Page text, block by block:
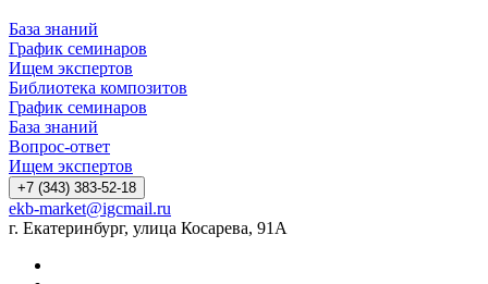
База знаний
График семинаров
Ищем экспертов
Библиотека композитов
График семинаров
База знаний
Вопрос-ответ
Ищем экспертов
+7 (343) 383-52-18
ekb-market@igcmail.ru
г. Екатеринбург, улица Косарева, 91А